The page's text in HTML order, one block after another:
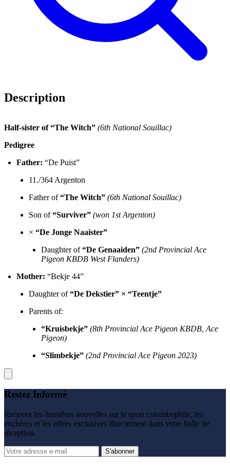
Description
Half-sister of “The Witch” (6th National Souillac)
Pedigree
Father: “De Puist”
11./364 Argenton
Father of“The Witch” (6th National Souillac)
Son of“Surviver” (won 1st Argenton)
× “De Jonge Naaister”
Daughter of“De Genaaiden” (2nd Provincial Ace
Pigeon KBDB West Flanders)
Mother: “Bekje 44”
Daughter of“De Dekstier” × “Teentje”
Parents of:
“Kruisbekje” (8th Provincial Ace Pigeon KBDB, Ace
Pigeon)
“Slimbekje” (2nd Provincial Ace Pigeon 2023)
Restez Informé
Recevez les dernières nouvelles sur le sport colombophile, les
enchères et les offres exclusives directement dans votre boîte de
réception.
S'abonner